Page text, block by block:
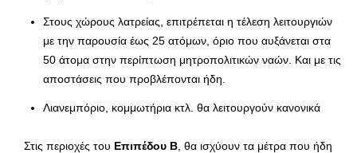
Στους χώρους λατρείας, επιτρέπεται η τέλεση λειτουργιών
με την παρουσία έως 25 ατόμων, όριο που αυξάνεται στα
50 άτομα στην περίπτωση μητροπολιτικών ναών. Και με τις
αποστάσεις που προβλέπονται ήδη.
Λιανεμπόριο, κομμωτήρια κτλ. θα λειτουργούν κανονικά
Στις περιοχές του Επιπέδου Β , θα ισχύουν τα μέτρα που ήδη